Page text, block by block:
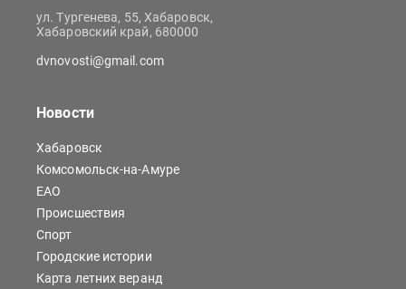
ул. Тургенева, 55, Хабаровск,
Хабаровский край, 680000
dvnovosti@gmail.com
Новости
Хабаровск
Комсомольск-на-Амуре
ЕАО
Происшествия
Спорт
Городские истории
Карта летних веранд